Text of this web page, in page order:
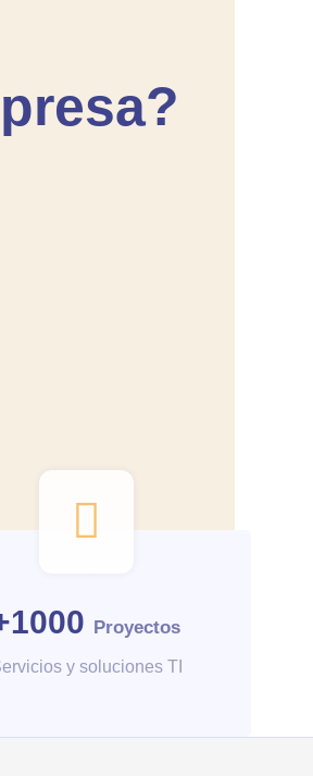
1000 Proyectos
y soluciones TI